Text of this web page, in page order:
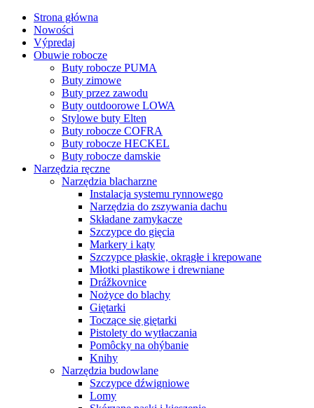
Strona główna
Nowości
Výpredaj
Obuwie robocze
Buty robocze PUMA
Buty zimowe
Buty przez zawodu
Buty outdoorowe LOWA
Stylowe buty Elten
Buty robocze COFRA
Buty robocze HECKEL
Buty robocze damskie
Narzędzia ręczne
Narzędzia blacharzne
Instalacja systemu rynnowego
Narzędzia do zszywania dachu
Składane zamykacze
Szczypce do gięcia
Markery i kąty
Szczypce płaskie, okrągłe i krepowane
Młotki plastikowe i drewniane
Drážkovnice
Nożyce do blachy
Giętarki
Toczące się giętarki
Pistolety do wytłaczania
Pomôcky na ohýbanie
Knihy
Narzędzia budowlane
Szczypce dźwigniowe
Lomy